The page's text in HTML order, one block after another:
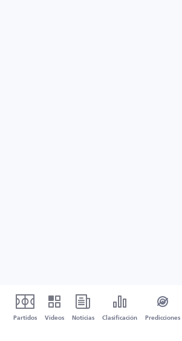
Partidos Vídeos Noticias Clasificación Predicciones